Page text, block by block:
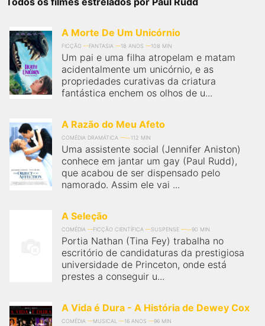
A Morte De Um Unicórnio
FICÇÃO FANTASIA 18 ANOS 108 MIN
Um pai e uma filha atropelam e matam
acidentalmente um unicórnio, e as
propriedades curativas da criatura
fantástica enchem os olhos de u...
A Razão do Meu Afeto
COMÉDIA DRAMÁTICA 112 MIN
Uma assistente social (Jennifer Aniston)
conhece em jantar um gay (Paul Rudd),
que acabou de ser dispensado pelo
namorado. Assim ele vai ...
A Seleção
COMÉDIA FICÇÃO CIENTÍFICA SUSPENSE 90 MIN
Portia Nathan (Tina Fey) trabalha no
escritório de candidaturas da prestigiosa
universidade de Princeton, onde está
prestes a conseguir u...
A Vida é Dura - A História de Dewey Cox
COMÉDIA MUSICAL 16 ANOS 96 MIN
qualquer cidade em território brasileiro. Você pode também
trailers e muito mais.